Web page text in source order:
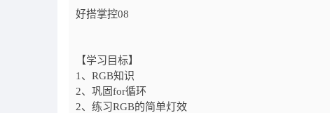
好搭掌控08
【学习目标】
1、RGB知识
2、巩固for循环
2、练习RGB的简单灯效